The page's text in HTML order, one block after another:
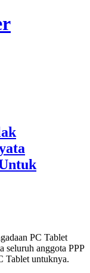
PC Tablet
seluruh anggota PPP
Tablet untuknya.